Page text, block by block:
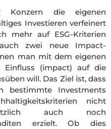
die eigenen
Investieren verfeinert
mehr auf ESG-Kriterien
zwei neue Impact-
man mit dem eigenen
Einfluss (impact) auf die
will. Das Ziel ist, dass
bestimmte Investments
nicht
auch noch
erzielt. Ob dies